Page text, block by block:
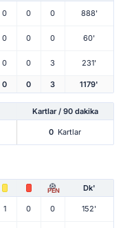
0 0 0 888'
0 0 0
60'
0 0 3 231'
0 0 3 1179'
Kartlar / 90 dakika
0 Kartlar
PEN Dk'
1 0 0 152'